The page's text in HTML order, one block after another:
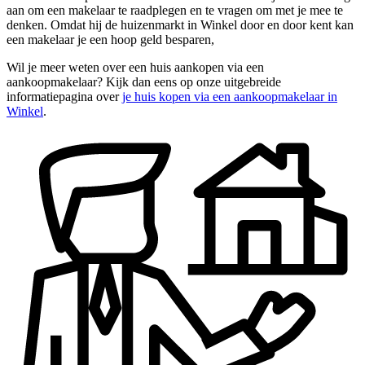
aan om een makelaar te raadplegen en te vragen om met je mee te
denken. Omdat hij de huizenmarkt in Winkel door en door kent kan
een makelaar je een hoop geld besparen,
Wil je meer weten over een huis aankopen via een
aankoopmakelaar? Kijk dan eens op onze uitgebreide
informatiepagina overje huis kopen via een aankoopmakelaar in
Winkel.